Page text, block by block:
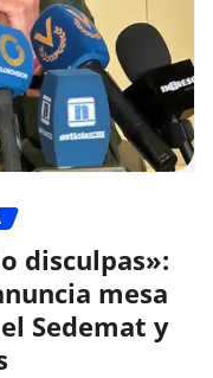
disculpas»:
mesa
Sedemat y